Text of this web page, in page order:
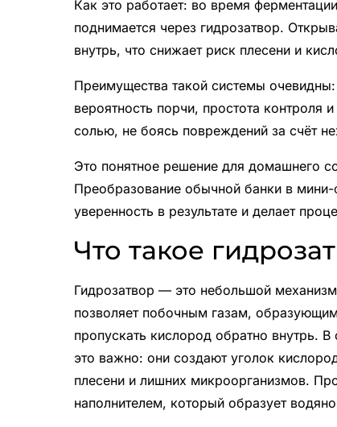
Как это работает: во время
поднимается через гидрозатвор.
внутрь, что снижает риск плесени и
Преимущества такой системы
вероятность порчи, простота
солью, не боясь повреждений за счёт
Это понятное решение для домашнего
Преобразование обычной банки в
уверенность в результате и делает
Что такое
Гидрозатвор — это небольшой
позволяет побочным газам,
пропускать кислород обратно внутрь.
это важно: они создают уголок
плесени и лишних микроорганизмов.
наполнителем, который образует